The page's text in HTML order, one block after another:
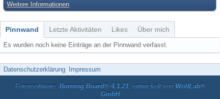
Weitere Informationen
Pinnwand Letzte Aktivitäten Likes Über mich
Es wurden noch keine Einträge an der Pinnwand verfasst.
Datenschutzerklärung Impressum
Forensoftware: Burning Board® 4.1.21, entwickelt von WoltLab®
GmbH